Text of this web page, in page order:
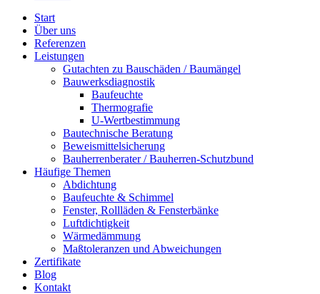
Start
Über uns
Referenzen
Leistungen
Gutachten zu Bauschäden / Baumängel
Bauwerksdiagnostik
Baufeuchte
Thermografie
U-Wertbestimmung
Bautechnische Beratung
Beweismittelsicherung
Bauherrenberater / Bauherren-Schutzbund
Häufige Themen
Abdichtung
Baufeuchte & Schimmel
Fenster, Rollläden & Fensterbänke
Luftdichtigkeit
Wärmedämmung
Maßtoleranzen und Abweichungen
Zertifikate
Blog
Kontakt